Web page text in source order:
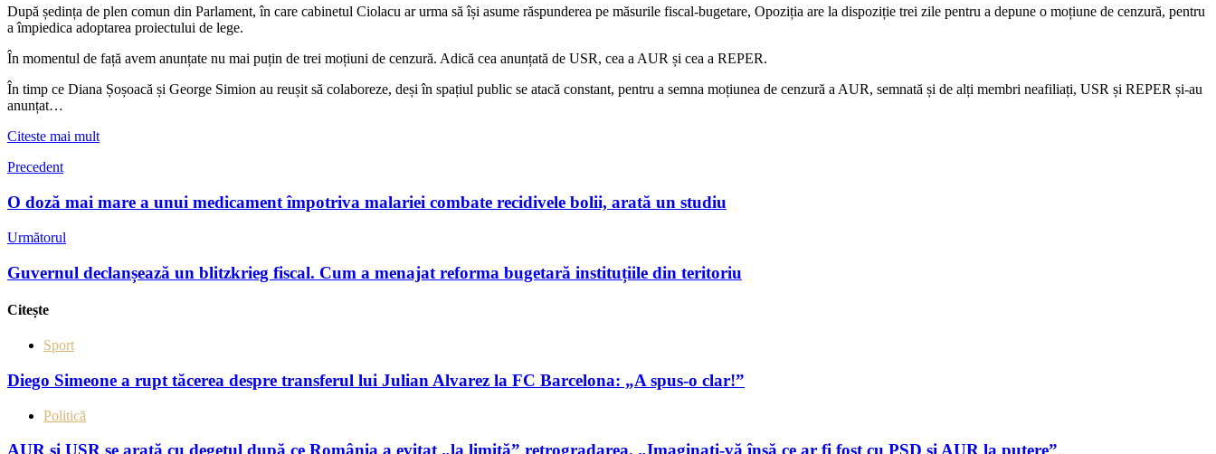
După ședința de plen comun din Parlament, în care cabinetul Ciolacu ar urma să își asume răspunderea pe măsurile fiscal-bugetare, Opoziția are la dispoziție trei zile pentru a depune o moțiune de cenzură, pentru
a împiedica adoptarea proiectului de lege.
În momentul de față avem anunțate nu mai puțin de trei moțiuni de cenzură. Adică cea anunțată de USR, cea a AUR și cea a REPER.
În timp ce Diana Șoșoacă și George Simion au reușit să colaboreze, deși în spațiul public se atacă constant, pentru a semna moțiunea de cenzură a AUR, semnată și de alți membri neafiliați, USR și REPER și-au
anunțat…
Citeste mai mult
Precedent
O doză mai mare a unui medicament împotriva malariei combate recidivele bolii, arată un studiu
Următorul
Guvernul declanșează un blitzkrieg fiscal. Cum a menajat reforma bugetară instituțiile din teritoriu
Citește
Sport
Diego Simeone a rupt tăcerea despre transferul lui Julian Alvarez la FC Barcelona: „A spus-o clar!”
Politică
AUR și USR se arată cu degetul după ce România a evitat „la limită” retrogradarea. „Imaginaţi-vă însă ce ar fi fost cu PSD şi AUR la putere”